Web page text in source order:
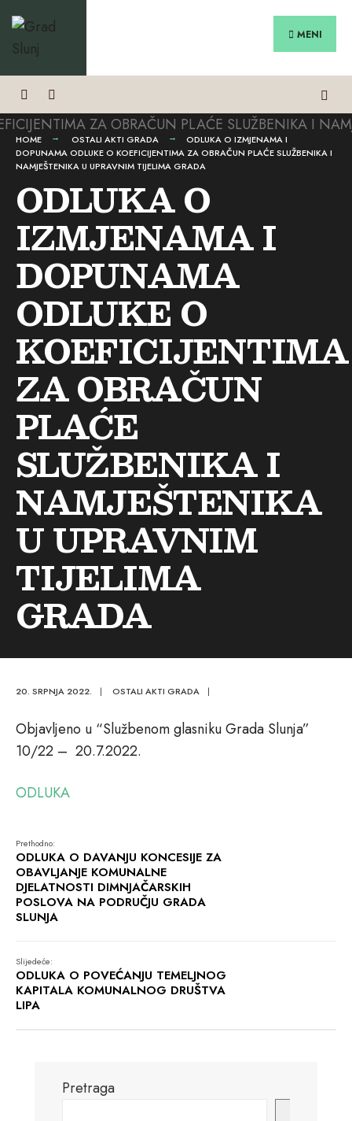
Preskoči
na
sadržaj
MENI
HOME OSTALI AKTI GRADA
ODLUKA O IZMJENAMA I
DOPUNAMA ODLUKE O KOEFICIJENTIMA ZA OBRAČUN PLAĆE SLUŽBENIKA I
NAMJEŠTENIKA U UPRAVNIM TIJELIMA GRADA
ODLUKA O
IZMJENAMA I
DOPUNAMA
ODLUKE O
KOEFICIJENTIMA
ZA OBRAČUN
PLAĆE
SLUŽBENIKA I
NAMJEŠTENIKA
U UPRAVNIM
TIJELIMA
GRADA
20. SRPNJA 2022. | OSTALI AKTI GRADA |
Objavljeno u “Službenom glasniku Grada Slunja”
10/22 – 20.7.2022.
ODLUKA
Prethodno:
ODLUKA O DAVANJU KONCESIJE ZA
OBAVLJANJE KOMUNALNE
DJELATNOSTI DIMNJAČARSKIH
POSLOVA NA PODRUČJU GRADA
SLUNJA
Slijedeće:
ODLUKA O POVEĆANJU TEMELJNOG
KAPITALA KOMUNALNOG DRUŠTVA
LIPA
Pretraga
for: